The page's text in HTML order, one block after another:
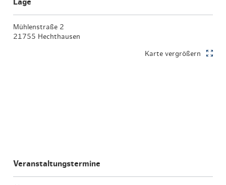
Lage
Mühlenstraße 2
21755 Hechthausen
Karte vergrößern
Veranstaltungstermine